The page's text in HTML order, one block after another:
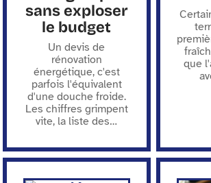
sans exploser
le budget
Un devis de
rénovation
énergétique, c'est
parfois l'équivalent
d'une douche froide.
Les chiffres grimpent
vite, la liste des…
que